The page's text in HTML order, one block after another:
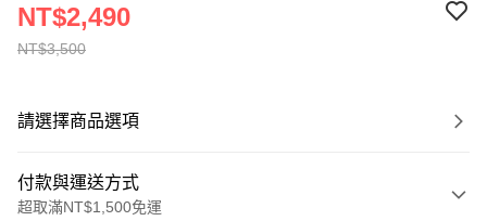
NT$3,500
NT$2,490
請選擇商品選項
付款與運送方式
超取滿NT$1,500免運